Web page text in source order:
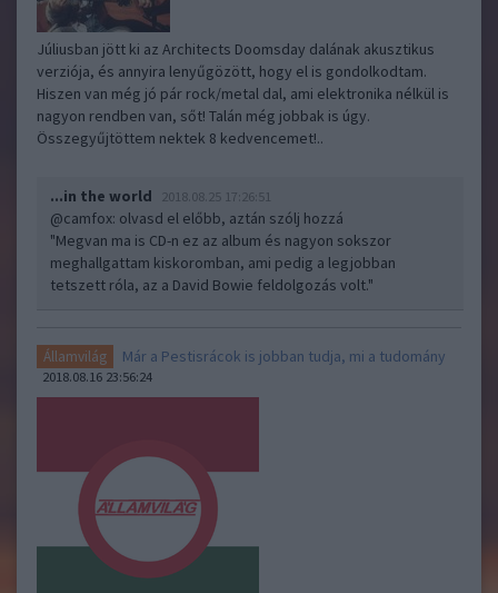
Júliusban jött ki az Architects Doomsday dalának akusztikus
verziója, és annyira lenyűgözött, hogy el is gondolkodtam.
Hiszen van még jó pár rock/metal dal, ami elektronika nélkül is
nagyon rendben van, sőt! Talán még jobbak is úgy.
Összegyűjtöttem nektek 8 kedvencemet!..
...in the world 2018.08.25 17:26:51
@camfox: olvasd el előbb, aztán szólj hozzá
"Megvan ma is CD-n ez az album és nagyon sokszor
meghallgattam kiskoromban, ami pedig a legjobban
tetszett róla, az a David Bowie feldolgozás volt."
Államvilág Már a Pestisrácok is jobban tudja, mi a tudomány
2018.08.16 23:56:24